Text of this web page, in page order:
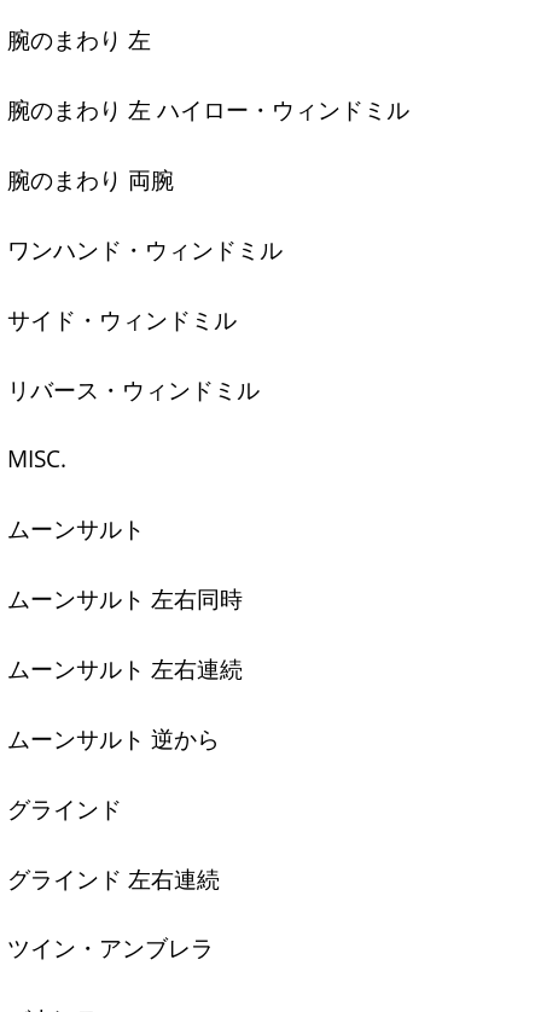
腕のまわり 左
腕のまわり 左 ハイロー・ウィンドミル
腕のまわり 両腕
ワンハンド・ウィンドミル
サイド・ウィンドミル
リバース・ウィンドミル
MISC.
ムーンサルト
ムーンサルト 左右同時
ムーンサルト 左右連続
ムーンサルト 逆から
グラインド
グラインド 左右連続
ツイン・アンブレラ